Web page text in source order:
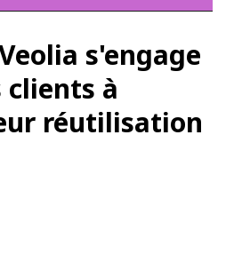
s'engage
clients à
réutilisation